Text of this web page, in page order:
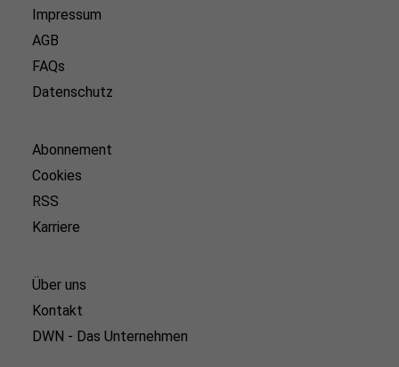
Impressum
AGB
FAQs
Datenschutz
Abonnement
Cookies
RSS
Karriere
Über uns
Kontakt
DWN - Das Unternehmen